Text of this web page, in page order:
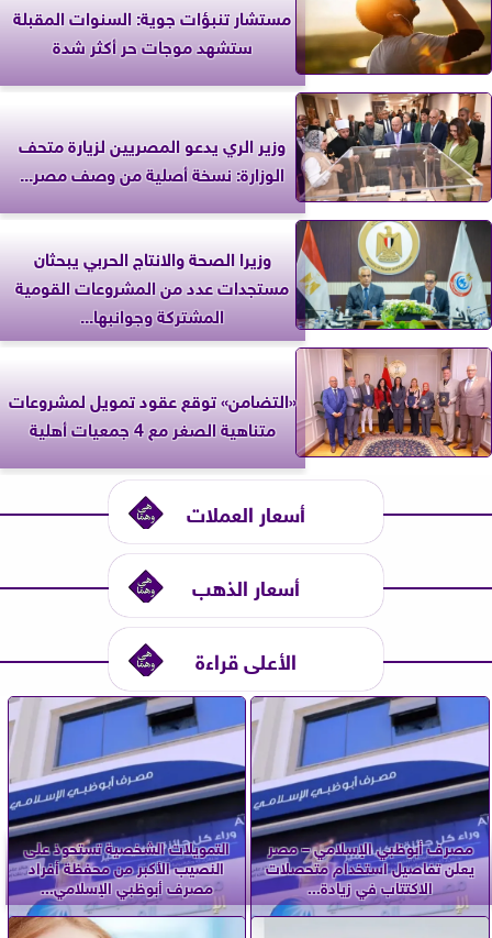
مستشار تنبؤات جوية: السنوات المقبلة
ستشهد موجات حر أكثر شدة
وزير الري يدعو المصريين لزيارة متحف
الوزارة: نسخة أصلية من وصف مصر...
وزيرا الصحة والانتاج الحربي يبحثان
مستجدات عدد من المشروعات القومية
المشتركة وجوانبها...
«التضامن» توقع عقود تمويل لمشروعات
متناهية الصغر مع 4 جمعيات أهلية
أسعار العملات
أسعار الذهب
الأعلى قراءة
مصرف أبوظبي الإسلامي – مصر
يعلن تفاصيل استخدام متحصلات
الاكتتاب في زيادة...
التمويلات الشخصية تستحوذ على
النصيب الأكبر من محفظة أفراد
مصرف أبوظبي الإسلامي...